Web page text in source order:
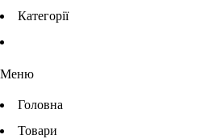
Категорії
Меню
Головна
Товари